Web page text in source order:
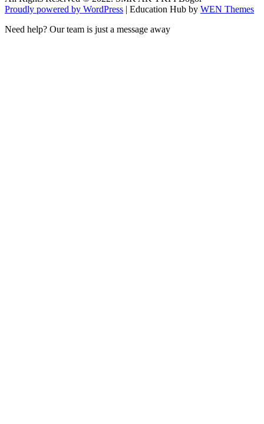
Proudly powered by WordPress | Education Hub by WEN Themes
Need help? Our team is just a message away